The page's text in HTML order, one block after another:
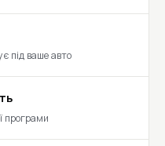
під ваше авто
програми